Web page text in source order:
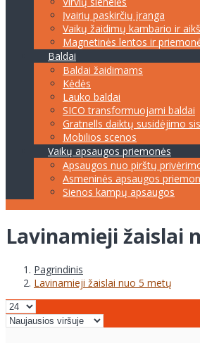
Įvairių paskirčių įranga
Vaikų žaidimų kambario ir
Magnetinės lentos ir
Baldai
Baldai žaidimams
Kėdės
Lauko baldai
SICO transformuojami baldai
Gratnells daiktų susidėjimo
Mobilios scenos
Vaikų apsaugos priemonės
Apsaugos nuo pirštų
Asmeninės apsaugos
Sienos kampų apsaugos
Lavinamieji žaislai
Pagrindinis
Lavinamieji žaislai nuo 5 metų